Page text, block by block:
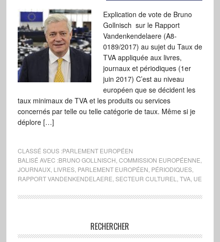
Explication de vote de Bruno
Gollnisch sur le Rapport
Vandenkendelaere (A8-
0189/2017) au sujet du Taux de
TVA appliquée aux livres,
journaux et périodiques (1er
juin 2017) C’est au niveau
européen que se décident les
taux minimaux de TVA et les produits ou services
concernés par telle ou telle catégorie de taux. Même si je
déplore […]
CLASSÉ SOUS :PARLEMENT EUROPÉEN
BALISÉ AVEC :BRUNO GOLLNISCH COMMISSION EUROPÉENNE
JOURNAUX, LIVRES, PARLEMENT EUROPÉEN PÉRIODIQUES,
RAPPORT VANDENKENDELAERE SECTEUR CULTUREL TVA, UE
RECHERCHER